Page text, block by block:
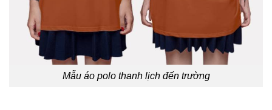
Mẫu áo polo thanh lịch đến trường